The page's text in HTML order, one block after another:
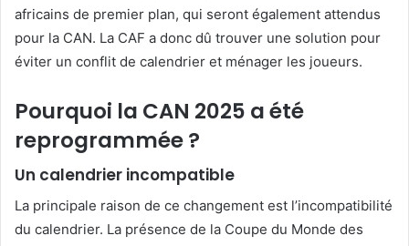
africains de premier plan, qui seront également attendus
pour la CAN. La CAF a donc dû trouver une solution pour
éviter un conflit de calendrier et ménager les joueurs.
Pourquoi la CAN 2025 a été
reprogrammée ?
Un calendrier incompatible
La principale raison de ce changement est l’incompatibilité
du calendrier. La présence de la Coupe du Monde des